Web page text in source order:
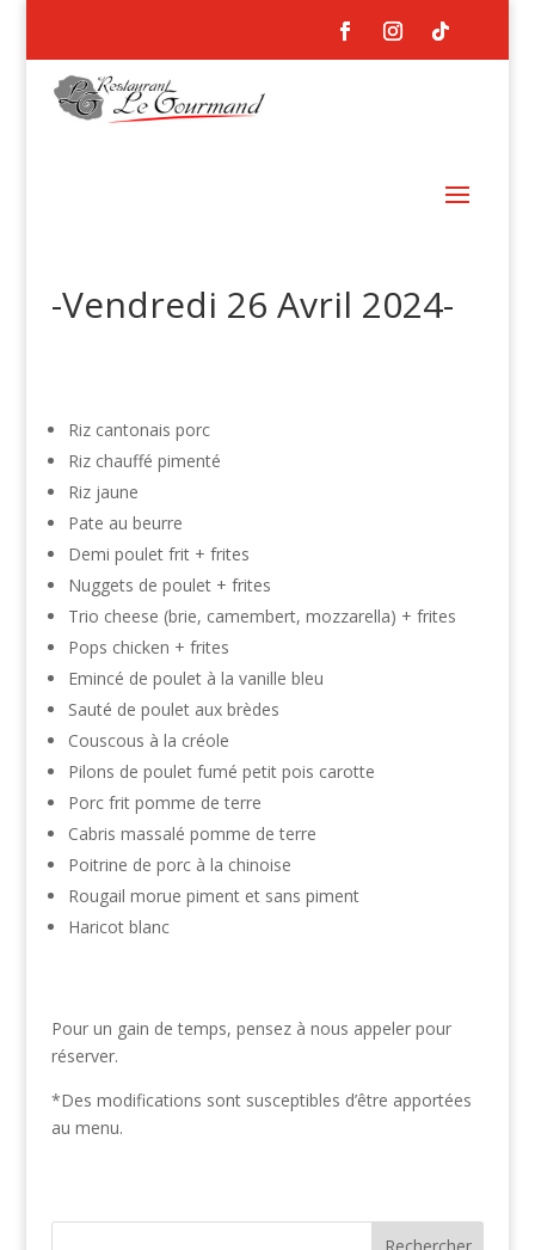
-Vendredi 26 Avril 2024-
Riz cantonais porc
Riz chauffé pimenté
Riz jaune
Pate au beurre
Demi poulet frit + frites
Nuggets de poulet + frites
Trio cheese (brie, camembert, mozzarella) + frites
Pops chicken + frites
Emincé de poulet à la vanille bleu
Sauté de poulet aux brèdes
Couscous à la créole
Pilons de poulet fumé petit pois carotte
Porc frit pomme de terre
Cabris massalé pomme de terre
Poitrine de porc à la chinoise
Rougail morue piment et sans piment
Haricot blanc
Pour un gain de temps, pensez à nous appeler pour
réserver.
*Des modifications sont susceptibles d’être apportées
au menu.